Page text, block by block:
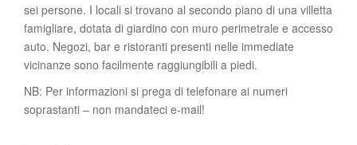
sei persone. I locali si trovano al secondo piano di una villetta
famigliare, dotata di giardino con muro perimetrale e accesso
auto. Negozi, bar e ristoranti presenti nelle immediate
vicinanze sono facilmente raggiungibili a piedi.
NB: Per informazioni si prega di telefonare ai numeri
soprastanti – non mandateci e-mail!